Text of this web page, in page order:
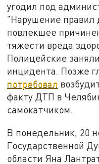
угодил под
"Нарушение правил
повлекшее
тяжести вреда
Полицейские
инцидента. Позже
потребовал
факту ДТП в
самокатчиком.
В понедельник, 20
Государственной
области Яна